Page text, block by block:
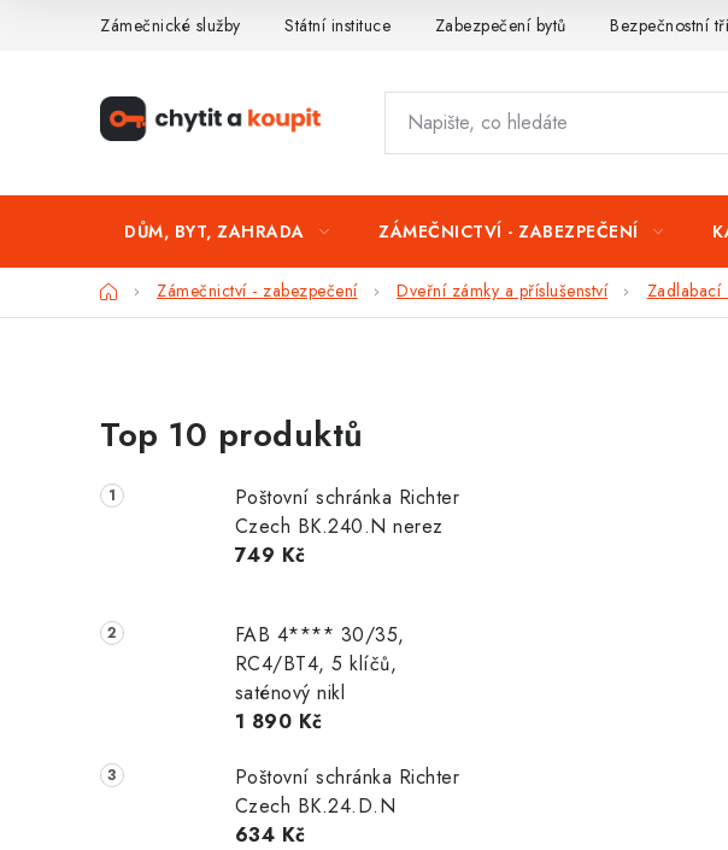
Zámečnické služby Státní instituce Zabezpečení bytů Bezpečnostní
DŮM, BYT, ZAHRADA ZÁMEČNICTVÍ - ZABEZPEČENÍ
DomůZámečnictví - zabezpečení Dveřní zámky a příslušenství Zadlabací
o
s
a
í
Top 10 produktů
Poštovní schránka Richter
Czech BK.240.N nerez
749 Kč
FAB 4**** 30/35,
RC4/BT4, 5 klíčů,
saténový nikl
1 890 Kč
Poštovní schránka Richter
Czech BK.24.D.N
634 Kč